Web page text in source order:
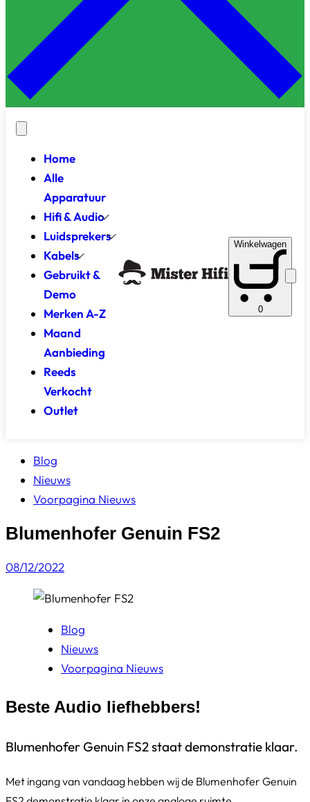
Winkelwagen
0
Home
Alle
Apparatuur
Hifi & Audio
Luidsprekers
Kabels
Gebruikt &
Demo
Merken A-Z
Maand
Aanbieding
Reeds
Verkocht
Outlet
Blog
Nieuws
Voorpagina Nieuws
Blumenhofer Genuin FS2
08/12/2022
Blog
Nieuws
Voorpagina Nieuws
Beste Audio liefhebbers!
Blumenhofer Genuin FS2 staat demonstratie klaar.
Met ingang van vandaag hebben wij de Blumenhofer Genuin